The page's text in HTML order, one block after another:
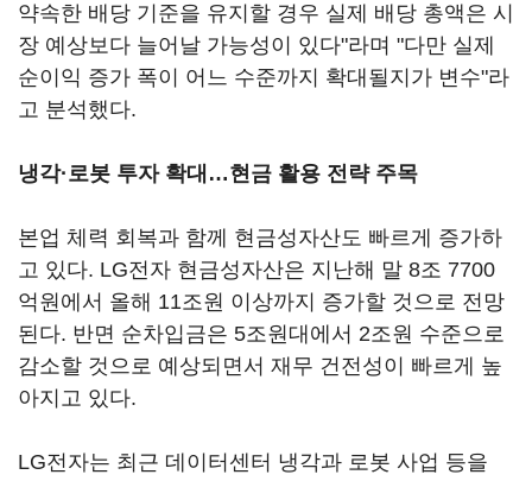
약속한 배당 기준을 유지할 경우 실제 배당 총액은 시
장 예상보다 늘어날 가능성이 있다"라며 "다만 실제
순이익 증가 폭이 어느 수준까지 확대될지가 변수"라
고 분석했다.
냉각·로봇 투자 확대…현금 활용 전략 주목
본업 체력 회복과 함께 현금성자산도 빠르게 증가하
고 있다. LG전자 현금성자산은 지난해 말 8조 7700
억원에서 올해 11조원 이상까지 증가할 것으로 전망
된다. 반면 순차입금은 5조원대에서 2조원 수준으로
감소할 것으로 예상되면서 재무 건전성이 빠르게 높
아지고 있다.
LG전자는 최근 데이터센터 냉각과 로봇 사업 등을